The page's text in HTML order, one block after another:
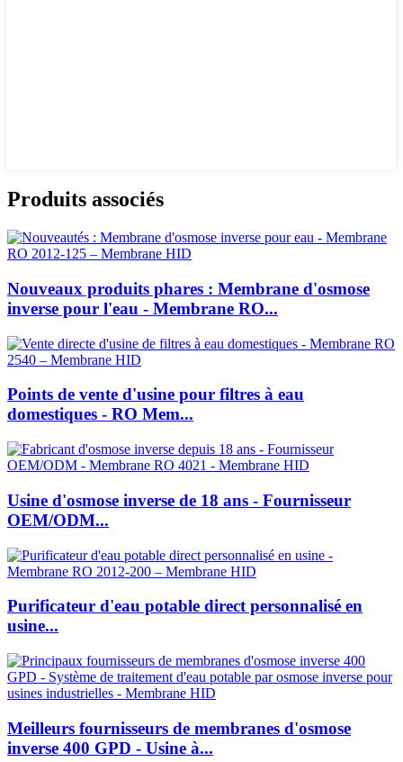
Produits associés
Nouveaux produits phares : Membrane d'osmose
inverse pour l'eau - Membrane RO...
Points de vente d'usine pour filtres à eau
domestiques - RO Mem...
Usine d'osmose inverse de 18 ans - Fournisseur
OEM/ODM...
Purificateur d'eau potable direct personnalisé en
usine...
Meilleurs fournisseurs de membranes d'osmose
inverse 400 GPD - Usine à...